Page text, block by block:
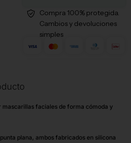
Compra 100% protegida.
Cambios y devoluciones
simples
mascarillas faciales de forma cómoda y
plana, ambos fabricados en silicona